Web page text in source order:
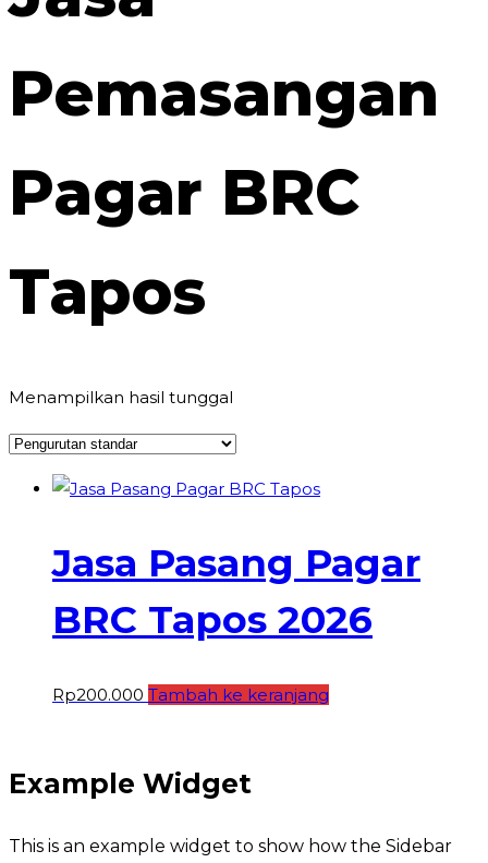
Pemasangan
Pagar BRC
Tapos
Menampilkan hasil tunggal
Jasa Pasang Pagar
BRC Tapos 2026
Rp200.000 Tambah ke keranjang
Example Widget
This is an example widget to show how the Sidebar